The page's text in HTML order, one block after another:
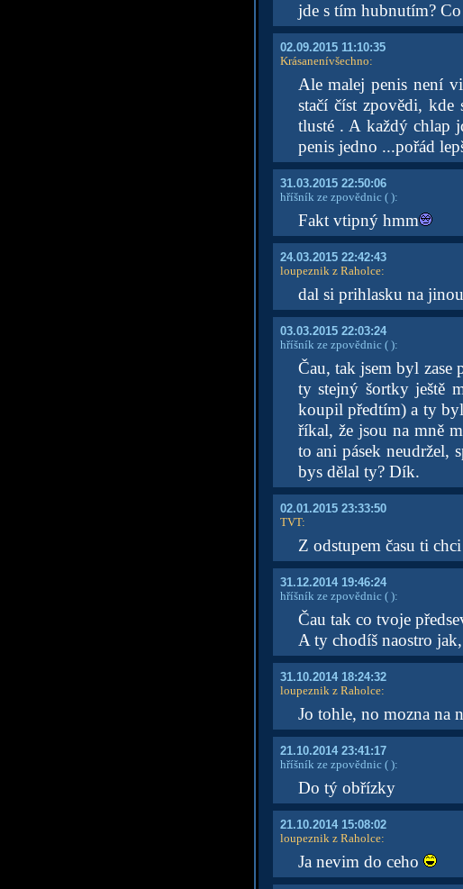
jde s tím hubnutím? Co
02.09.2015 11:10:35
Krásanenívšechno:
Ale malej penis není
stačí číst zpovědi,
tlusté . A každý chlap
penis jedno ...pořád
31.03.2015 22:50:06
hříšník ze zpovědnic( ):
Fakt vtipný hmm
24.03.2015 22:42:43
loupeznik z Raholce:
dal si prihlasku na
03.03.2015 22:03:24
hříšník ze zpovědnic( ):
Čau, tak jsem byl
ty stejný šortky ještě
koupil předtím) a ty
říkal, že jsou na mně
to ani pásek neudržel,
bys dělal ty? Dík.
02.01.2015 23:33:50
TVT:
Z odstupem času ti
31.12.2014 19:46:24
hříšník ze zpovědnic( ):
Čau tak co tvoje
A ty chodíš naostro
31.10.2014 18:24:32
loupeznik z Raholce:
Jo tohle, no mozna na
21.10.2014 23:41:17
hříšník ze zpovědnic( ):
Do tý obřízky
21.10.2014 15:08:02
loupeznik z Raholce:
Ja nevim do ceho